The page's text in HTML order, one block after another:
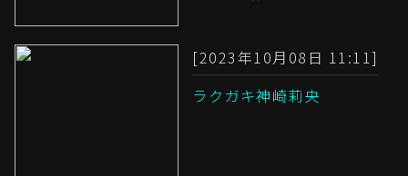
[2023年10月08日 11:11]
ラクガキ神崎莉央